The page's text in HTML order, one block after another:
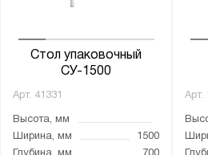
Стол упаковочный
СУ-1500
Арт. 41331
Высота, мм
Ширина, мм
1500
Арт.
от до
Экран:
1 экран
1 экран c подсветкой